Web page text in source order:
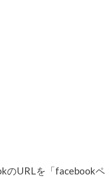
のURLを「facebookペ